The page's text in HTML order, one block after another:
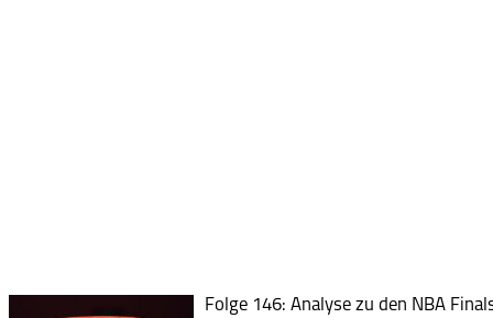
Folge 146: Analyse zu den NBA